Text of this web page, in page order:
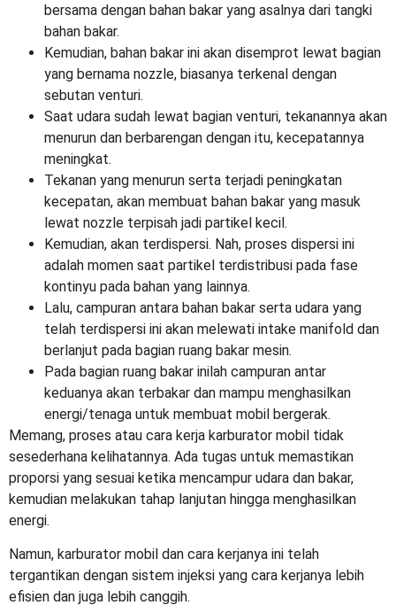
bersama dengan bahan bakar yang asalnya dari tangki
bahan bakar.
Kemudian, bahan bakar ini akan disemprot lewat bagian
yang bernama nozzle, biasanya terkenal dengan
sebutan venturi.
Saat udara sudah lewat bagian venturi, tekanannya akan
menurun dan berbarengan dengan itu, kecepatannya
meningkat.
Tekanan yang menurun serta terjadi peningkatan
kecepatan, akan membuat bahan bakar yang masuk
lewat nozzle terpisah jadi partikel kecil.
Kemudian, akan terdispersi. Nah, proses dispersi ini
adalah momen saat partikel terdistribusi pada fase
kontinyu pada bahan yang lainnya.
Lalu, campuran antara bahan bakar serta udara yang
telah terdispersi ini akan melewati intake manifold dan
berlanjut pada bagian ruang bakar mesin.
Pada bagian ruang bakar inilah campuran antar
keduanya akan terbakar dan mampu menghasilkan
energi/tenaga untuk membuat mobil bergerak.
Memang, proses atau cara kerja karburator mobil tidak
sesederhana kelihatannya. Ada tugas untuk memastikan
proporsi yang sesuai ketika mencampur udara dan bakar,
kemudian melakukan tahap lanjutan hingga menghasilkan
energi.
Namun, karburator mobil dan cara kerjanya ini telah
tergantikan dengan sistem injeksi yang cara kerjanya lebih
efisien dan juga lebih canggih.